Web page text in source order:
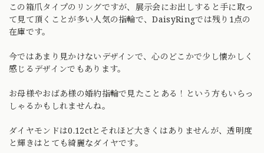
この箱爪タイプのリングですが、展示会にお出しすると手に取っ
て見て頂くことが多い人気の指輪で、DaisyRingでは残り1点の
在庫です。
今ではあまり見かけないデザインで、心のどこかで少し懐かしく
感じるデザインでもあります。
お母様やおばあ様の婚約指輪で見たことある！という方もいらっ
しゃるかもしれませんね。
ダイヤモンドは0.12ctとそれほど大きくはありませんが、透明度
と輝きはとても綺麗なダイヤです。